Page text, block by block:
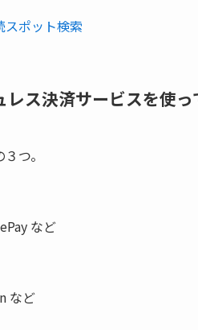
スポット検索
レス決済サービスを使っ
つ。
など
ど